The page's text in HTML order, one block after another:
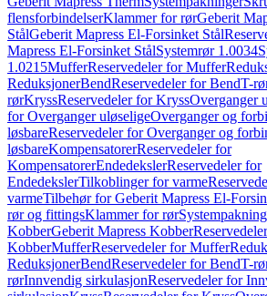
flensforbindelserKlammer for rørGeberit
StålGeberit Mapress El-Forsinket Stål
Mapress El-Forsinket StålSystemrør 1.0034
1.0215MufferReservedeler for Muffer
ReduksjonerBendReservedeler for BendT-
rørKryssReservedeler for KryssOverganger
for Overganger uløseligeOverganger og
løsbareReservedeler for Overganger og
løsbareKompensatorerReservedeler for
KompensatorerEndedekslerReservedeler for
EndedekslerTilkoblinger for varme
varmeTilbehør for Geberit Mapress El-
rør og fittingsKlammer for rør
KobberGeberit Mapress Kobber
KobberMufferReservedeler for Muffer
ReduksjonerBendReservedeler for BendT-
rørInnvendig sirkulasjonReservedeler for